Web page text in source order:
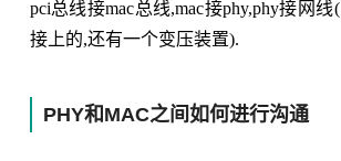
pci总线接mac总线,mac接phy,phy接网
接上的,还有一个变压装置).
PHY和MAC之间如何进行沟通